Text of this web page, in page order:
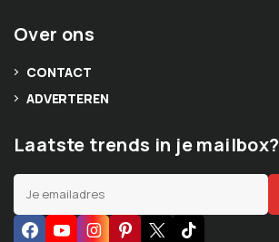
Over ons
CONTACT
ADVERTEREN
Laatste trends in je mailbox?